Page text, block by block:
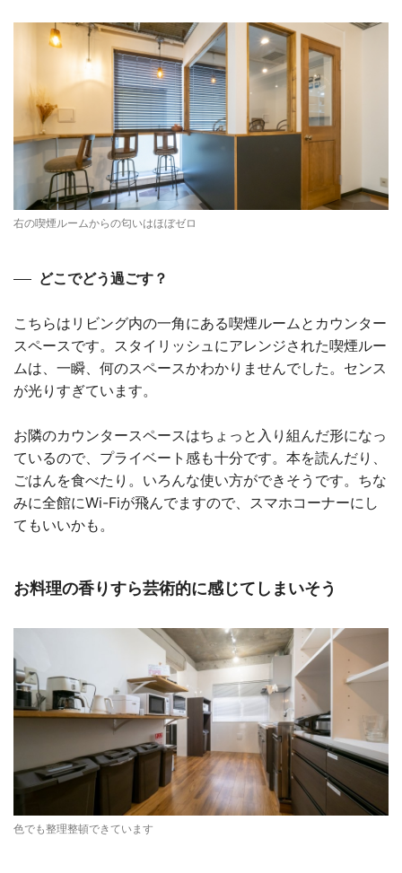
右の喫煙ルームからの匂いはほぼゼロ
どこでどう過ごす？
こちらはリビング内の一角にある喫煙ルームとカウンター
スペースです。スタイリッシュにアレンジされた喫煙ルー
ムは、一瞬、何のスペースかわかりませんでした。センス
が光りすぎています。
お隣のカウンタースペースはちょっと入り組んだ形になっ
ているので、プライベート感も十分です。本を読んだり、
ごはんを食べたり。いろんな使い方ができそうです。ちな
みに全館にWi-Fiが飛んでますので、スマホコーナーにし
てもいいかも。
お料理の香りすら芸術的に感じてしまいそう
色でも整理整頓できています